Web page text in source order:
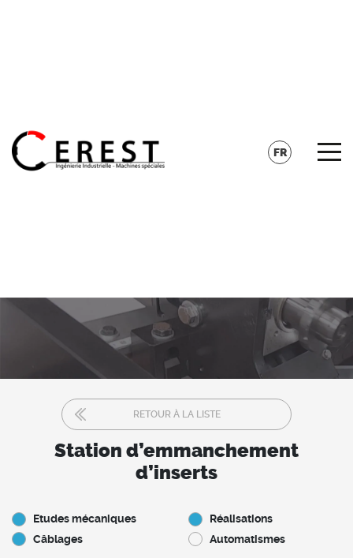
FR
RETOUR À LA LISTE
Station d’emmanchement
d’inserts
Etudes mécaniques
Réalisations
Câblages
Automatismes